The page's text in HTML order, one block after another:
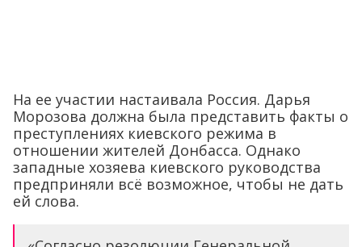
На ее участии настаивала Россия. Дарья
Морозова должна была представить факты о
преступлениях киевского режима в
отношении жителей Донбасса. Однако
западные хозяева киевского руководства
предприняли всё возможное, чтобы не дать
ей слова.